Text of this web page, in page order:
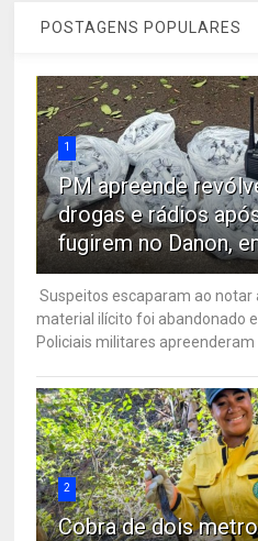
POSTAGENS POPULARES
1
PM apreende
drogas e rádios
fugirem no Danon,
Suspeitos escaparam ao notar
material ilícito foi abandonado
Policiais militares apreenderam
2
Cobra de dois